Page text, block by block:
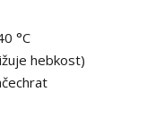
°C
hebkost)